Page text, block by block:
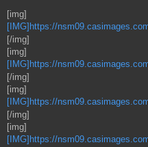
[img]
[IMG]https://
[/img]
[img]
[IMG]https://
[/img]
[img]
[IMG]https://
[/img]
[img]
[IMG]https://